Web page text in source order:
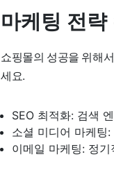
마케팅 전략
쇼핑몰의 성공을 위해
세요.
SEO 최적화: 검색
소셜 미디어 마케팅
이메일 마케팅: 정